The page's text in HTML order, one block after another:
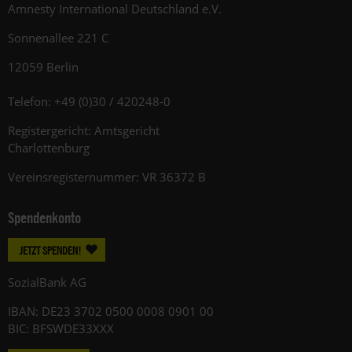
Amnesty International Deutschland e.V.
Sonnenallee 221 C
12059 Berlin
Telefon: +49 (0)30 / 420248-0
Registergericht: Amtsgericht
Charlottenburg
Vereinsregisternummer: VR 36372 B
Spendenkonto
JETZT SPENDEN!
SozialBank AG
IBAN: DE23 3702 0500 0008 0901 00
BIC: BFSWDE33XXX